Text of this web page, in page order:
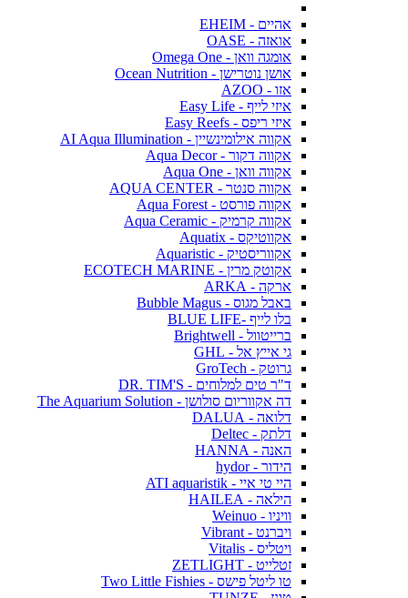
אהיים - EHEIM
אואזה - OASE
אומגה וואן - Omega One
אושן נוטרישן - Ocean Nutrition
אזו - AZOO
איזי לייף - Easy Life
איזי ריפס - Easy Reefs
אקווה אילומינשיין - AI Aqua Illumination
אקווה דקור - Aqua Decor
אקווה וואן - Aqua One
אקווה סנטר - AQUA CENTER
אקווה פורסט - Aqua Forest
אקווה קרמיק - Aqua Ceramic
אקווטיקס - Aquatix
אקווריסטיק - Aquaristic
אקוטק מרין - ECOTECH MARINE
ארקה - ARKA
באבל מגוס - Bubble Magus
בלו לייף -BLUE LIFE
ברייטוול - Brightwell
גי אייץ אל - GHL
גרוטק - GroTech
ד"ר טים למלוחים - DR. TIM'S
דה אקווריום סולושן - The Aquarium Solution
דלואה - DALUA
דלתק - Deltec
האנה - HANNA
הידור - hydor
היי טי איי - ATI aquaristik
הילאה - HAILEA
וויניו - Weinuo
ויברנט - Vibrant
ויטליס - Vitalis
זטלייט - ZETLIGHT
טו ליטל פישס - Two Little Fishies